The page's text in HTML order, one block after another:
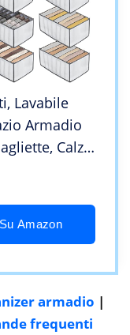
Lavabile
Armadio
Calze,
Amazon
armadio |
frequenti